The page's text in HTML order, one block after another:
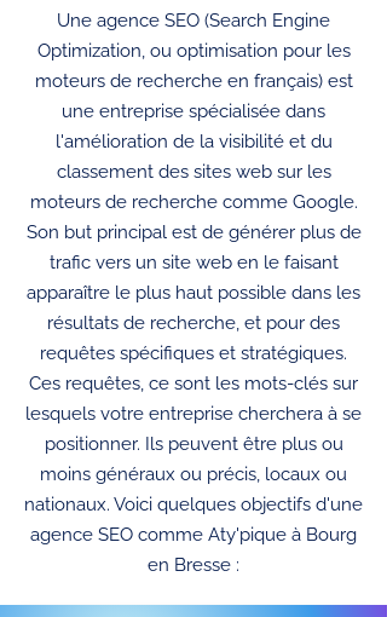
Une agence SEO (Search Engine
Optimization, ou optimisation pour les
moteurs de recherche en français) est
une entreprise spécialisée dans
l'amélioration de la visibilité et du
classement des sites web sur les
moteurs de recherche comme Google.
Son but principal est de générer plus de
trafic vers un site web en le faisant
apparaître le plus haut possible dans les
résultats de recherche, et pour des
requêtes spécifiques et stratégiques.
Ces requêtes, ce sont les mots-clés sur
lesquels votre entreprise cherchera à se
positionner. Ils peuvent être plus ou
moins généraux ou précis, locaux ou
nationaux. Voici quelques objectifs d'une
agence SEO comme Aty'pique à Bourg
en Bresse :